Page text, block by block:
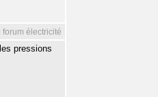
électricité
pressions